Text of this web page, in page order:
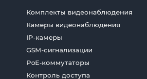
Комплекты видеонаблюдения
Камеры видеонаблюдения
IP-камеры
GSM-сигнализации
PoE-коммутаторы
Контроль доступа